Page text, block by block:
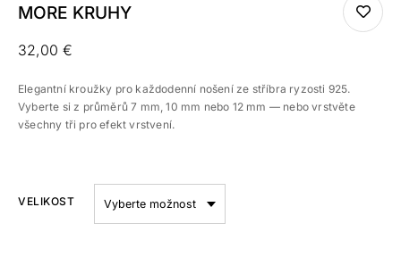
MORE KRUHY
32,00 €
Elegantní kroužky pro každodenní nošení ze stříbra ryzosti 925.
Vyberte si z průměrů 7 mm, 10 mm nebo 12 mm — nebo vrstvěte
všechny tři pro efekt vrstvení.
VELIKOST